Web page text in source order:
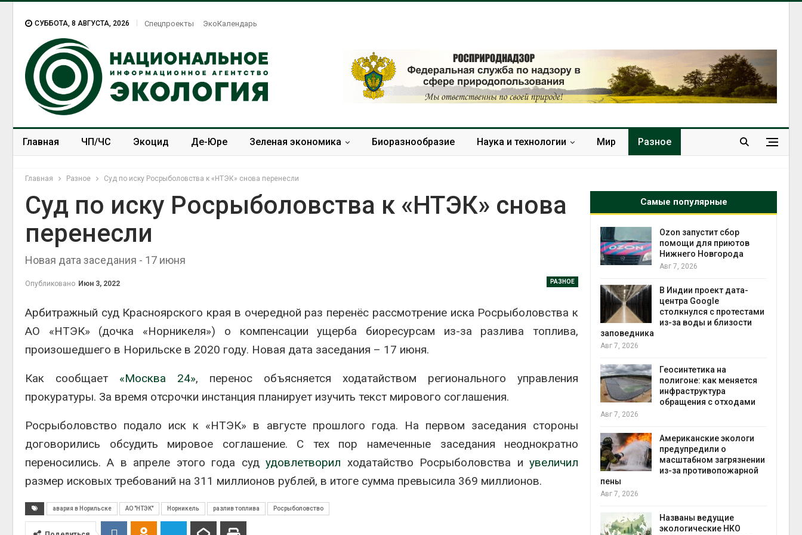
СУББОТА, 8 АВГУСТА, 2026 Спецпроекты ЭкоКалендарь
Главная ЧП/ЧС Экоцид Де-Юре Зеленая экономика Биоразнообразие Наука и технологии Мир Разное
Главная Разное Суд по иску Росрыболовства к «НТЭК» снова перенесли
Суд по иску Росрыболовства к «НТЭК» снова
перенесли
Новая дата заседания - 17 июня
РАЗНОЕ
Опубликовано Июн 3, 2022
Арбитражный суд Красноярского края в очередной раз перенёс рассмотрение иска Росрыболовства к
АО «НТЭК» (дочка «Норникеля») о компенсации ущерба биоресурсам из-за разлива топлива,
произошедшего в Норильске в 2020 году. Новая дата заседания – 17 июня.
Как сообщает «Москва 24», перенос объясняется ходатайством регионального управления
прокуратуры. За время отсрочки инстанция планирует изучить текст мирового соглашения.
Росрыболовство подало иск к «НТЭК» в августе прошлого года. На первом заседания стороны
договорились обсудить мировое соглашение. С тех пор намеченные заседания неоднократно
переносились. А в апреле этого года судудовлетворил ходатайство Росрыболовства иувеличил
размер исковых требований на 311 миллионов рублей, в итоге сумма превысила 369 миллионов.
авария в Норильске АО "НТЭК" Норникель разлив топлива Росрыболовство
Самые популярные
Дождевая вода с крыш
переживать жару
Авг 7, 2026
потребовало ускорить
объектов и уборку
Авг 7, 2026
Панамский канал вновь
ограничивает загрузку
судов из-за дефицита
пресной воды
В китайской провинции
Южная Корея ускорит
энергетики из-за роста
Приток воды в
Камы в августе может
полтора раза
Евросоюз потребовал
увеличить вложения в
защиту природы на фоне
Ozon запустит сбор
помощи для приютов
Нижнего Новгорода
Авг 7, 2026
В Индии проект дата-
центра Google
столкнулся с протестами
из-за воды и близости
заповедника
Авг 7, 2026
Геосинтетика на
полигоне: как меняется
инфраструктура
обращения с отходами
Авг 7, 2026
Американские экологи
предупредили о
масштабном загрязнении
из-за противопожарной
пены
Авг 7, 2026
Названы ведущие
экологические НКО